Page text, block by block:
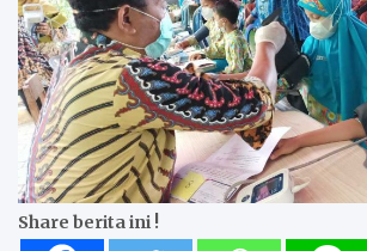
Share berita ini !